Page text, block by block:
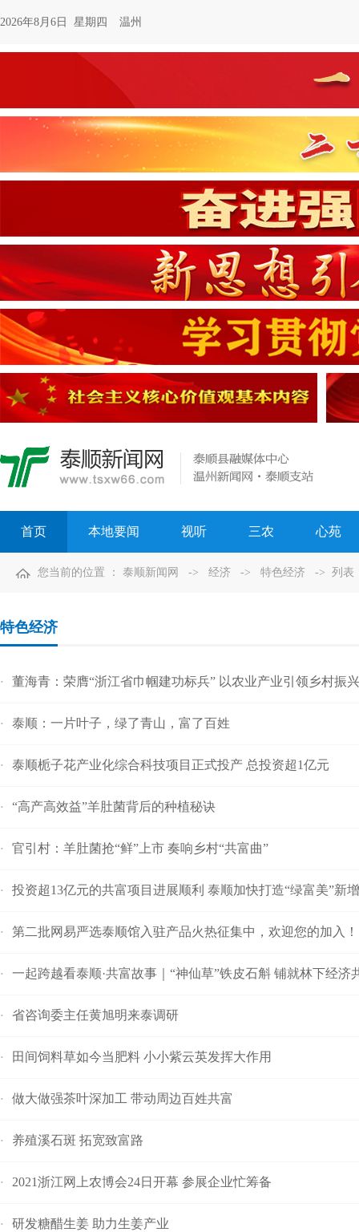
2026年8月6日 星期四 温州
首页 本地要闻 视听 三农 心苑
您当前的位置 ： 泰顺新闻网 -> 经济 -> 特色经济 -> 列表
特色经济
· 董海青：荣膺“浙江省巾帼建功标兵” 以农业产业引领乡村振兴
· 泰顺：一片叶子，绿了青山，富了百姓
· 泰顺栀子花产业化综合科技项目正式投产 总投资超1亿元
· “高产高效益”羊肚菌背后的种植秘诀
· 官引村：羊肚菌抢“鲜”上市 奏响乡村“共富曲”
· 投资超13亿元的共富项目进展顺利 泰顺加快打造“绿富美”新
· 第二批网易严选泰顺馆入驻产品火热征集中，欢迎您的加入！
· 一起跨越看泰顺·共富故事｜“神仙草”铁皮石斛 铺就林下经济
· 省咨询委主任黄旭明来泰调研
· 田间饲料草如今当肥料 小小紫云英发挥大作用
· 做大做强茶叶深加工 带动周边百姓共富
· 养殖溪石斑 拓宽致富路
· 2021浙江网上农博会24日开幕 参展企业忙筹备
· 研发糖醋生姜 助力生姜产业